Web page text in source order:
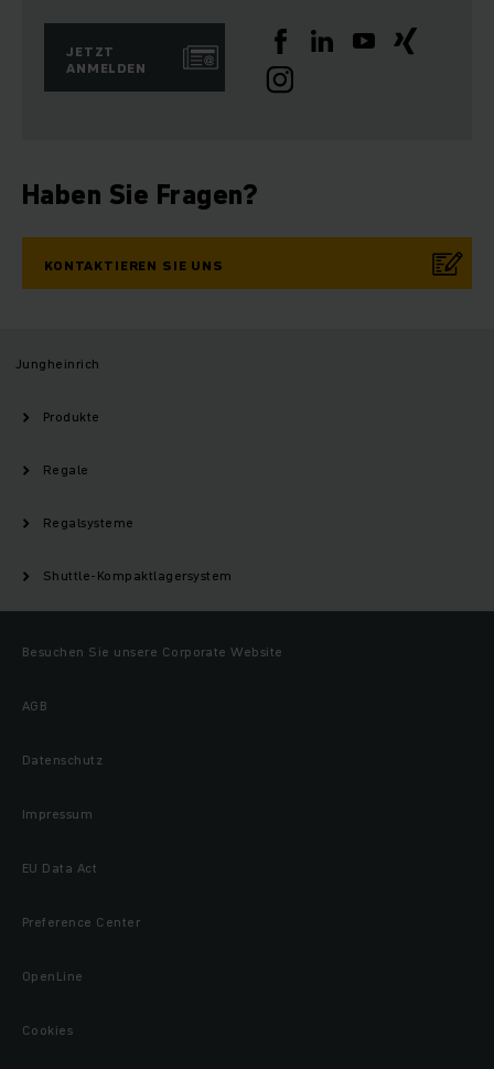
JETZT
ANMELDEN
Haben Sie Fragen?
KONTAKTIEREN SIE UNS
Jungheinrich
Produkte
Regale
Regalsysteme
Shuttle-Kompaktlagersystem
Besuchen Sie unsere Corporate Website
AGB
Datenschutz
Impressum
EU Data Act
Preference Center
OpenLine
Cookies